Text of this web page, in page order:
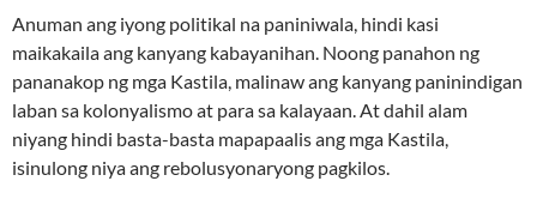
Anuman ang iyong politikal na paniniwala, hindi kasi
maikakaila ang kanyang kabayanihan. Noong panahon ng
pananakop ng mga Kastila, malinaw ang kanyang paninindigan
laban sa kolonyalismo at para sa kalayaan. At dahil alam
niyang hindi basta-basta mapapaalis ang mga Kastila,
isinulong niya ang rebolusyonaryong pagkilos.